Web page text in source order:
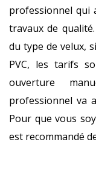
professionnel qui
travaux de
du type de velux,
PVC, les tarifs
ouverture
professionnel va
Pour que vous
est recommandé